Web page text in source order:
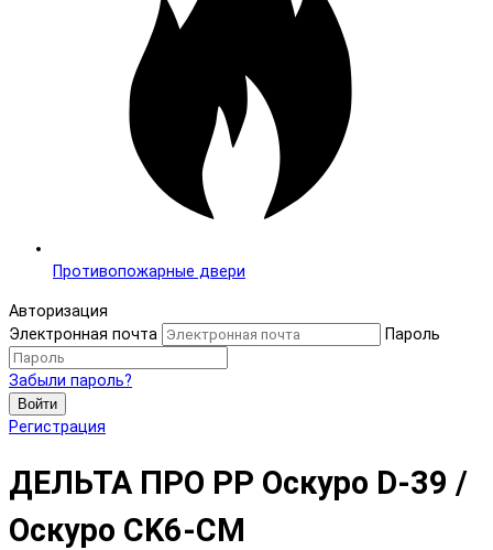
Противопожарные двери
Авторизация
Электронная почта
Пароль
Забыли пароль?
Войти
Регистрация
ДЕЛЬТА ПРО PP Оскуро D-39 /
Оскуро CK6-CM